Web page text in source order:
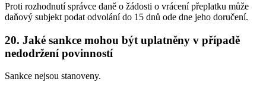
Proti rozhodnutí správce daně o žádosti o vrácení přeplatku může
daňový subjekt podat odvolání do 15 dnů ode dne jeho doručení.
20. Jaké sankce mohou být uplatněny v případě
nedodržení povinností
Sankce nejsou stanoveny.